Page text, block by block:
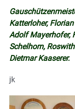
Katterloher,
Adolf Mayerhofer,
Schelhorn,
Dietmar Kaaserer.
jk